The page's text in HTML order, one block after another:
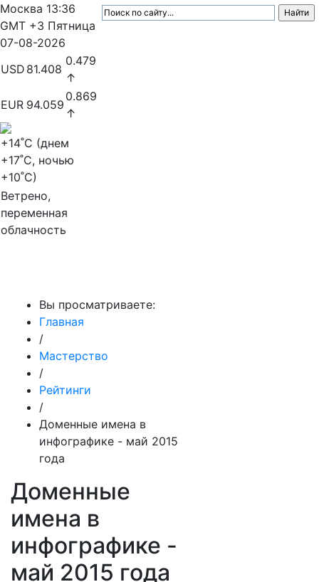
Москва 13:36
GMT +3 Пятница
07-08-2026
USD 81.408
0.479
↑
EUR 94.059
0.869
↑
+14˚C (днем
+17˚C, ночью
+10˚C)
Ветрено,
переменная
облачность
Вы просматриваете:
Главная
/
Мастерство
/
Рейтинги
/
Доменные имена в
инфографике - май 2015
года
Доменные
имена в
инфографике -
май 2015 года